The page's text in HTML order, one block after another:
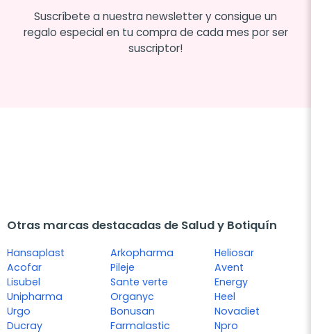
Suscríbete a nuestra newsletter y consigue un
regalo especial en tu compra de cada mes por ser
suscriptor!
Otras marcas destacadas de Salud y Botiquín
Hansaplast
Acofar
Lisubel
Unipharma
Urgo
Ducray
Arkopharma
Pileje
Sante verte
Organyc
Bonusan
Farmalastic
Heliosar
Avent
Energy
Heel
Novadiet
Npro